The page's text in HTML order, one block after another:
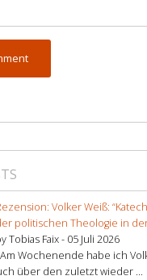
Volker Weiß:
politischen Theologie in
Tobias Faix - 05 Juli 2026
Wochenende habe ich
über den zuletzt wieder ...